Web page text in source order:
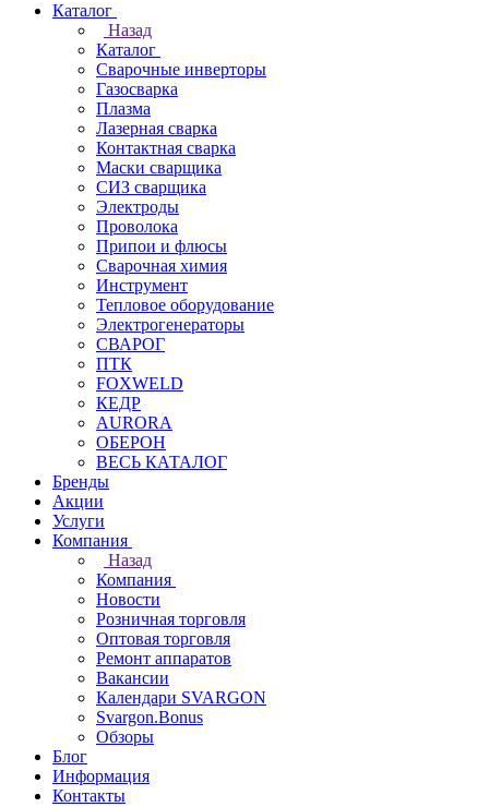
Каталог
Назад
Каталог
Сварочные инверторы
Газосварка
Плазма
Лазерная сварка
Контактная сварка
Маски сварщика
СИЗ сварщика
Электроды
Проволока
Припои и флюсы
Сварочная химия
Инструмент
Тепловое оборудование
Электрогенераторы
СВАРОГ
ПТК
FOXWELD
КЕДР
AURORA
ОБЕРОН
ВЕСЬ КАТАЛОГ
Бренды
Акции
Услуги
Компания
Назад
Компания
Новости
Розничная торговля
Оптовая торговля
Ремонт аппаратов
Вакансии
Календари SVARGON
Svargon.Bonus
Обзоры
Блог
Информация
Контакты